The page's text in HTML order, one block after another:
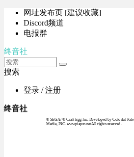
网址发布页 [建议收藏]
Discord频道
电报群
终音社
搜索
登录 / 注册
终音社
© SEGA / © Craft Egg Inc. Developed by Colorful
Media, INC. www.piapro.netAll rights reserved.